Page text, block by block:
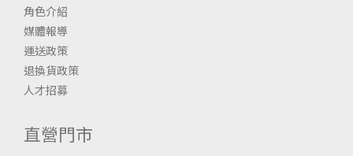
角色介紹
媒體報導
運送政策
退換貨政策
人才招募
直營門市